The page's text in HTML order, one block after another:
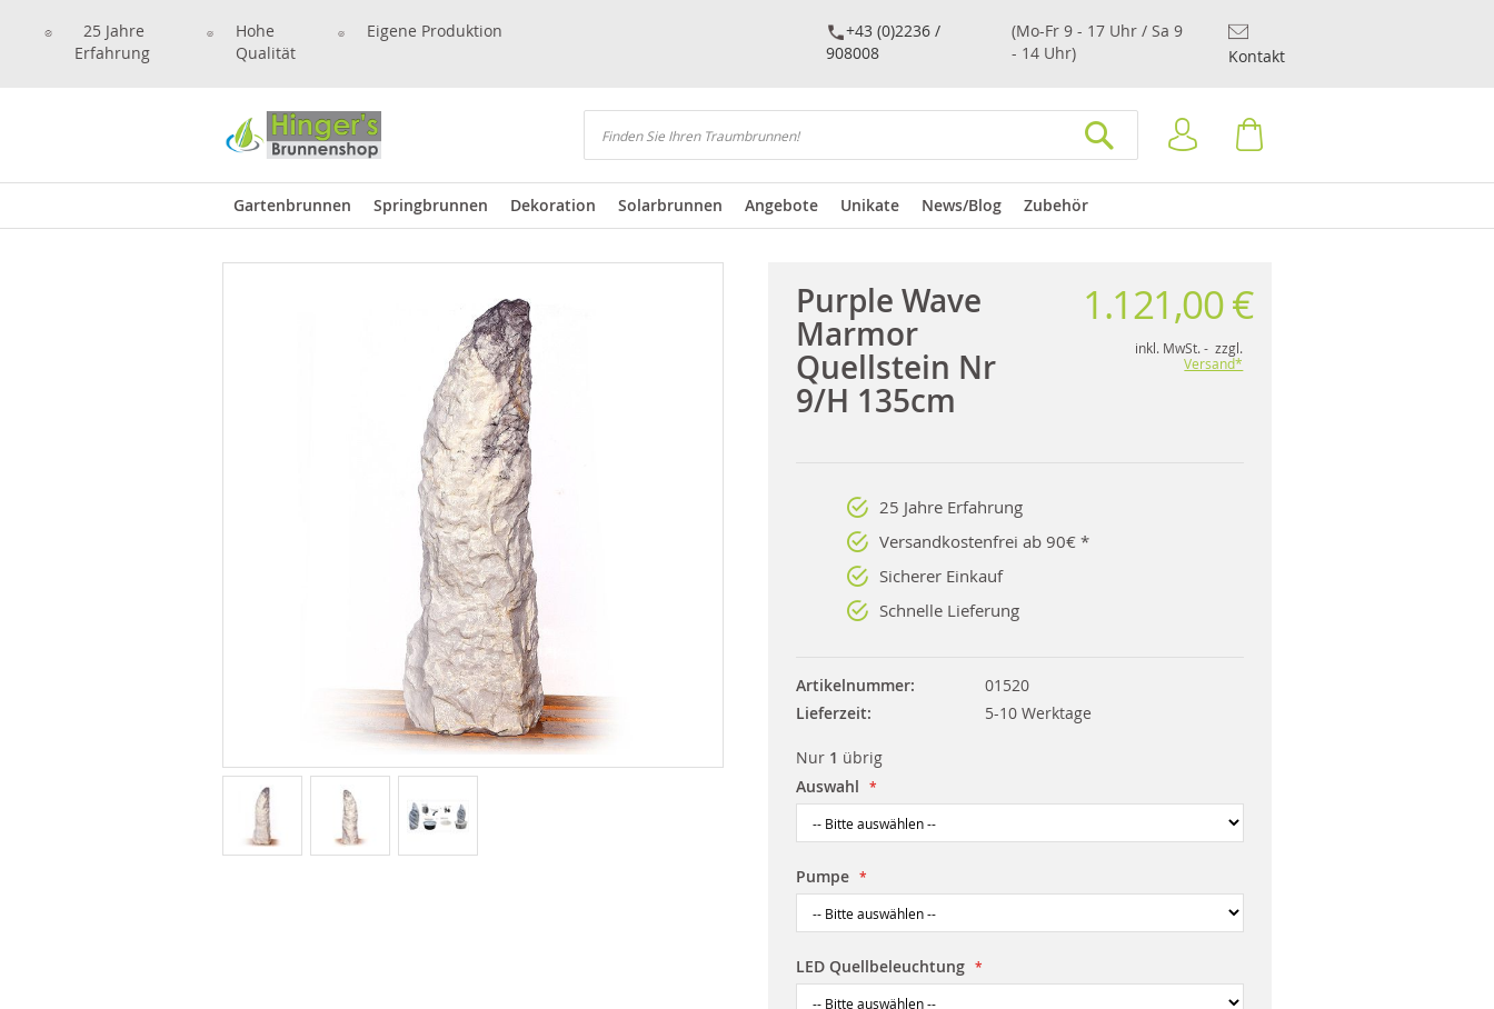
25 Jahre
Erfahrung
Hohe
Qualität
Eigene Produktion
+43 (0)2236 /
908008
(Mo-Fr 9 - 17 Uhr / Sa 9
- 14 Uhr)
Kontakt
Suchen
Anmelden
Gartenbrunnen Springbrunnen Dekoration Solarbrunnen Angebote Unikate News/Blog Zubehör
Purple Wave
Marmor
Quellstein Nr
9/H 135cm
1.121,00 €
inkl. MwSt. - zzgl.
Versand*
25 Jahre Erfahrung
Versandkostenfrei ab 90€ *
Sicherer Einkauf
Schnelle Lieferung
Artikelnummer
01520
Lieferzeit
5-10 Werktage
Nur 1 übrig
Auswahl
Pumpe
LED Quellbeleuchtung